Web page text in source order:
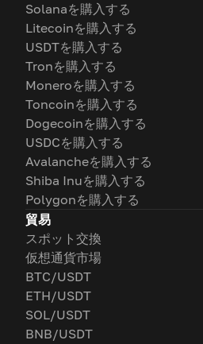
Solanaを購入する
Litecoinを購入する
USDTを購入する
Tronを購入する
Moneroを購入する
Toncoinを購入する
Dogecoinを購入する
USDCを購入する
Avalancheを購入する
Shiba Inuを購入する
Polygonを購入する
貿易
スポット交換
仮想通貨市場
BTC/USDT
ETH/USDT
SOL/USDT
BNB/USDT